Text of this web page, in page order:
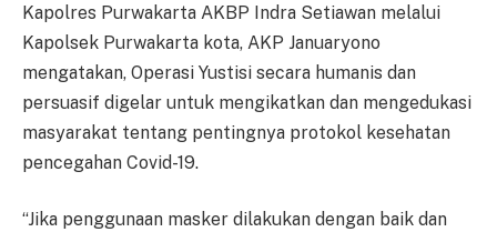
Kapolres Purwakarta AKBP Indra Setiawan melalui
Kapolsek Purwakarta kota, AKP Januaryono
mengatakan, Operasi Yustisi secara humanis dan
persuasif digelar untuk mengikatkan dan mengedukasi
masyarakat tentang pentingnya protokol kesehatan
pencegahan Covid-19.
“Jika penggunaan masker dilakukan dengan baik dan